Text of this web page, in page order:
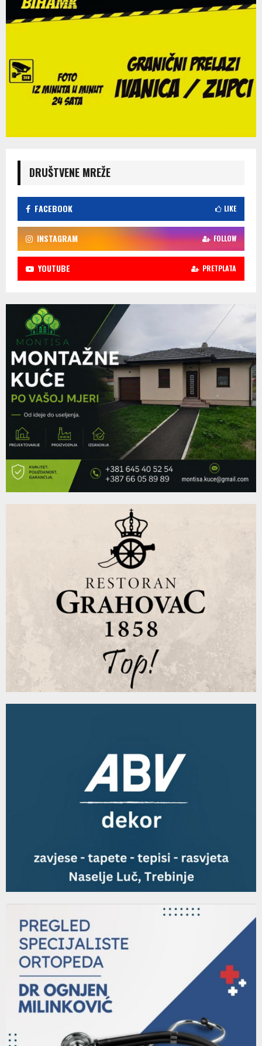
DRUŠTVENE MREŽE
FACEBOOK LIKE
INSTAGRAM FOLLOW
YOUTUBE PRETPLATA